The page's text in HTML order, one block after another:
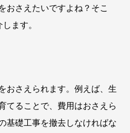
おさえたいですよね？そこ
ます。
おさえられます。例えば、生
てることで、費用はおさえら
基礎工事を撤去しなければな